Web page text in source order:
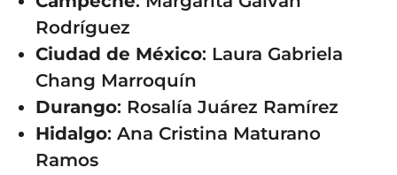
Rodríguez
Ciudad de México: Laura Gabriela
Chang Marroquín
Durango: Rosalía Juárez Ramírez
Hidalgo: Ana Cristina Maturano
Ramos